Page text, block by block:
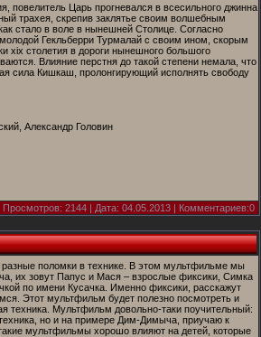
повелитель Царь прогневался в всесильного джинна
трахея, скрепив заклятье своим волшебным
стало в воле в нынешней Столице. Согласно
Гекльберри Турмалай с своим ином, скорым
столетия в дороги нынешного большого
Влияние перстня до такой степени немала, что
сила Кишкаш, пролонгирующий исполнять свободу
Александр Головин
Просмотров: 2144 | Дата: 04.05.2013 | Комментариев:0
разные поломки в технике. В этом мультфильме мы
их зовут Папус и Мася – взрослые фиксики, Симка
по имени Кусачка. Именно фиксики, расскажут
Этот мультфильм будет полезно посмотреть и
техника. Мультфильм довольно-таки поучительный:
но и на примере Дим-Димыча, приучаю к
мультфильмы хорошо влияют на детей, которые